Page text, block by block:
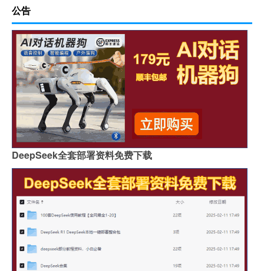
公告
DeepSeek全套部署资料免费下载